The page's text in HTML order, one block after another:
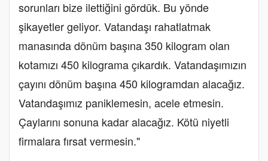
sorunları bize ilettiğini gördük. Bu yönde
şikayetler geliyor. Vatandaşı rahatlatmak
manasında dönüm başına 350 kilogram olan
kotamızı 450 kilograma çıkardık. Vatandaşımızın
çayını dönüm başına 450 kilogramdan alacağız.
Vatandaşımız paniklemesin, acele etmesin.
Çaylarını sonuna kadar alacağız. Kötü niyetli
firmalara fırsat vermesin."